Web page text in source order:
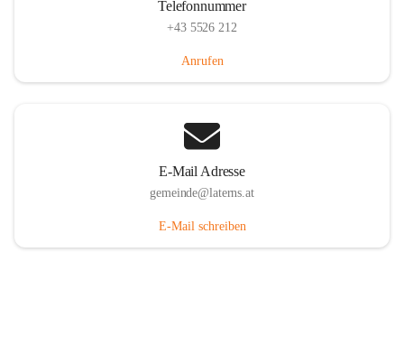
Telefonnummer
+43 5526 212
Anrufen
E-Mail Adresse
gemeinde@laterns.at
E-Mail schreiben